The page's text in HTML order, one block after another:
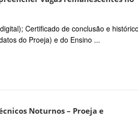
Certificado de conclusão e
do Proeja) e do Ensino ...
Noturnos – Proeja e